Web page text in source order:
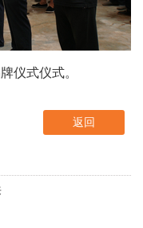
仪式仪式。
返回